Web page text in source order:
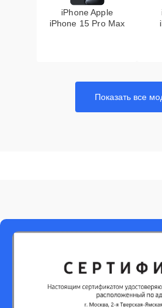
iPhone Apple
iPhone 15 Pro Max
Показать все